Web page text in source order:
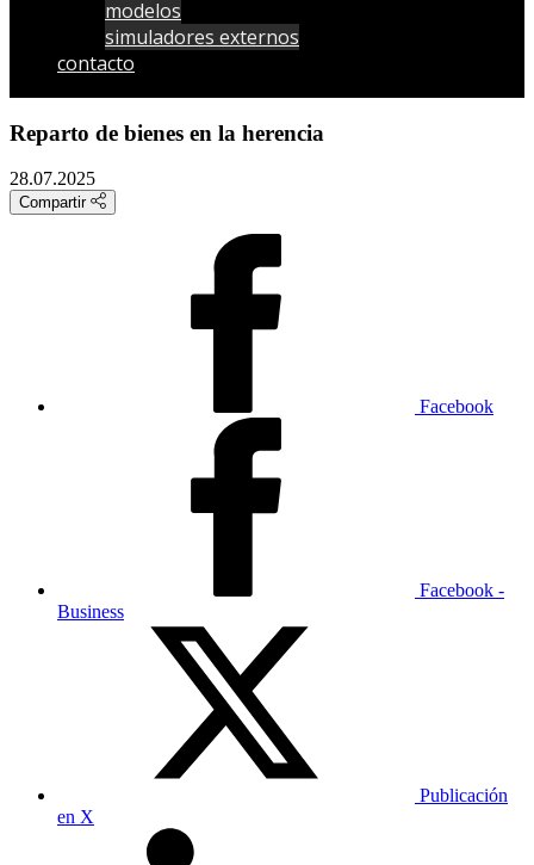
modelos
simuladores externos
contacto
Reparto de bienes en la herencia
28.07.2025
Compartir
Facebook
Facebook -
Business
Publicación
en X